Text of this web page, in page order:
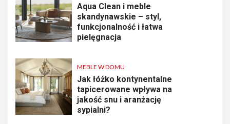
Aqua Clean i meble
skandynawskie – styl,
funkcjonalność i łatwa
pielęgnacja
MEBLE W DOMU
Jak łóżko kontynentalne
tapicerowane wpływa na
jakość snu i aranżację
sypialni?